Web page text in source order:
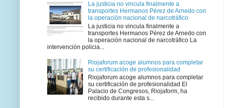
La justicia no vincula finalmente a
transportes Hermanos Pérez de Arnedo con
la operación nacional de narcotráfico
La justicia no vincula finalmente a
transportes Hermanos Pérez de Arnedo con
la operación nacional de narcotráfico La
intervención policia...
Riojaforum acoge alumnos para completar
su certificación de profesionalidad
Riojaforum acoge alumnos para completar
su certificación de profesionalidad El
Palacio de Congresos, Riojaform, ha
recibido durante esta s...